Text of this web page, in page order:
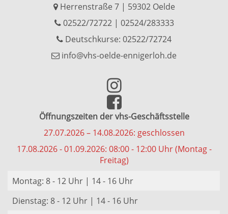
Herrenstraße 7 | 59302 Oelde
02522/72722| 02524/283333
Deutschkurse: 02522/72724
info@vhs-oelde-ennigerloh.de
Öffnungszeiten der vhs-Geschäftsstelle
27.07.2026 – 14.08.2026: geschlossen
17.08.2026 - 01.09.2026: 08:00 - 12:00 Uhr (Montag -
Freitag)
Montag: 8 - 12 Uhr | 14 - 16 Uhr
Dienstag: 8 - 12 Uhr | 14 - 16 Uhr